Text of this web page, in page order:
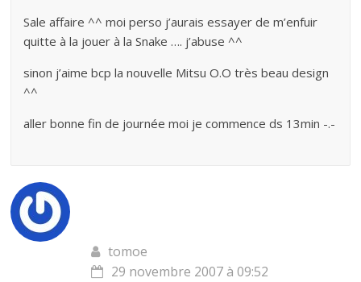
Sale affaire ^^ moi perso j’aurais essayer de m’enfuir
quitte à la jouer à la Snake …. j’abuse ^^
sinon j’aime bcp la nouvelle Mitsu O.O très beau design
^^
aller bonne fin de journée moi je commence ds 13min -.-
tomoe
29 novembre 2007 à 09:52